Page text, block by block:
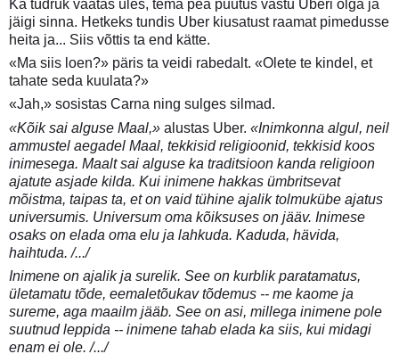
Ka tüdruk vaatas üles, tema pea puutus vastu Uberi õlga ja
jäigi sinna. Hetkeks tundis Uber kiusatust raamat pimedusse
heita ja... Siis võttis ta end kätte.
«Ma siis loen?» päris ta veidi rabedalt. «Olete te kindel, et
tahate seda kuulata?»
«Jah,» sosistas Carna ning sulges silmad.
«Kõik sai alguse Maal,» alustas Uber. «Inimkonna algul, neil
ammustel aegadel Maal, tekkisid religioonid, tekkisid koos
inimesega. Maalt sai alguse ka traditsioon kanda religioon
ajatute asjade kilda. Kui inimene hakkas ümbritsevat
mõistma, taipas ta, et on vaid tühine ajalik tolmukübe ajatus
universumis. Universum oma kõiksuses on jääv. Inimese
osaks on elada oma elu ja lahkuda. Kaduda, hävida,
haihtuda. /.../
Inimene on ajalik ja surelik. See on kurblik paratamatus,
ületamatu tõde, eemaletõukav tõdemus -- me kaome ja
sureme, aga maailm jääb. See on asi, millega inimene pole
suutnud leppida -- inimene tahab elada ka siis, kui midagi
enam ei ole. /.../